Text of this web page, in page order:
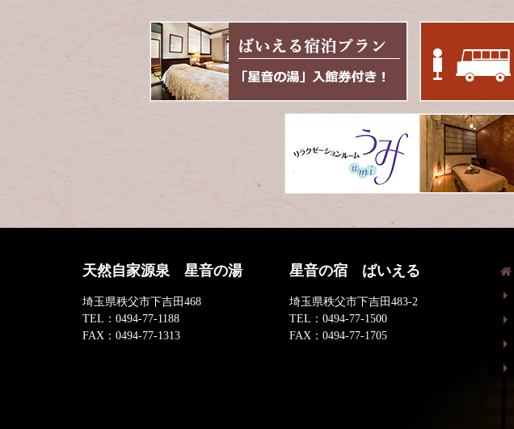
本
文
頭
へ
天然自家源泉 星音の湯
埼玉県秩父市下吉田468
TEL： 0494-77-1188
FAX： 0494-77-1313
星音の宿 ばいえる
埼玉県秩父市下吉田483-2
TEL：0494-77-1500
FAX：0494-77-1705